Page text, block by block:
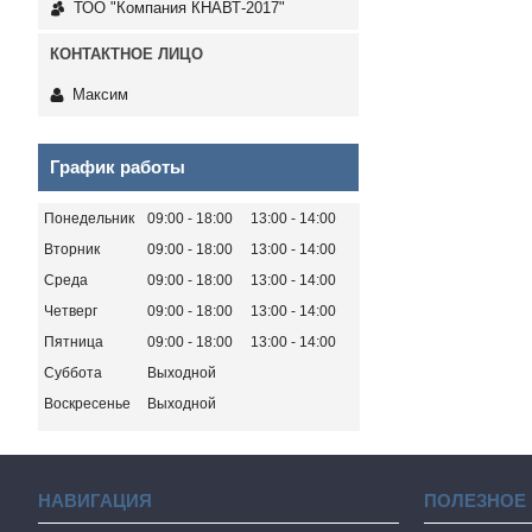
ТОО "Компания КНАВТ-2017"
Максим
График работы
Понедельник 09:00 18:00 13:00
14:00
Вторник
09:00 18:00 13:00
14:00
Среда
09:00 18:00 13:00
14:00
Четверг
09:00 18:00 13:00
14:00
Пятница
09:00 18:00 13:00
14:00
Суббота
Выходной
Воскресенье
Выходной
НАВИГАЦИЯ ПОЛЕЗНОЕ